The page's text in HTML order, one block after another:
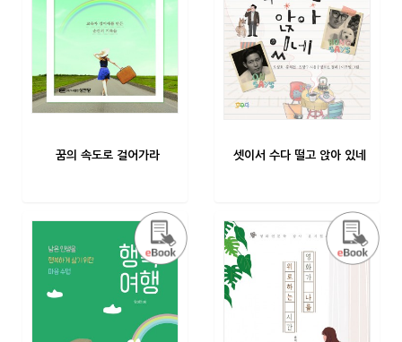
꿈의 속도로 걸어가라 셋이서 수다 떨고 앉아 있네